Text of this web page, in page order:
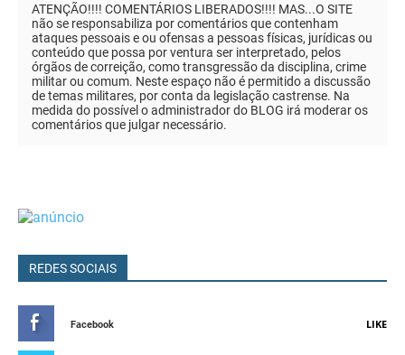
ATENÇÃO!!!! COMENTÁRIOS LIBERADOS!!!! MAS...O SITE
não se responsabiliza por comentários que contenham
ataques pessoais e ou ofensas a pessoas físicas, jurídicas ou
conteúdo que possa por ventura ser interpretado, pelos
órgãos de correição, como transgressão da disciplina, crime
militar ou comum. Neste espaço não é permitido a discussão
de temas militares, por conta da legislação castrense. Na
medida do possível o administrador do BLOG irá moderar os
comentários que julgar necessário.
REDES SOCIAIS
Facebook LIKE